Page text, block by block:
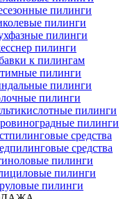
пилинги
пилинги
пилинги
пилинги
к пилингам
пилинги
пилинги
пилинги
пилинги
пилинги
средства
средства
пилинги
пилинги
пилинги